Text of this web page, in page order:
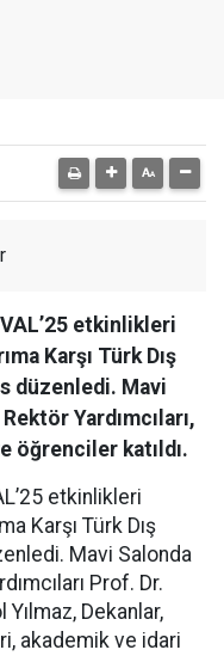
etkinlikleri
Karşı Türk Dış
düzenledi. Mavi
Yardımcıları,
öğrenciler katıldı.
etkinlikleri
Karşı Türk Dış
Mavi Salonda
Prof. Dr.
Dekanlar,
akademik ve idari